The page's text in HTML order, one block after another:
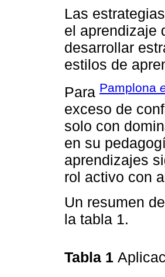
Las
el aprendizaje
desarrollar
estilos de
Para Pamplona
exceso de
solo con
en su
aprendizajes
rol activo con
Un resumen
la tabla 1.
Tabla 1